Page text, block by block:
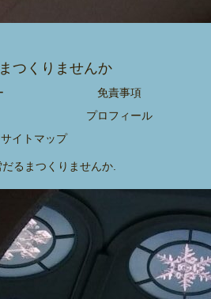
つくりませんか
免責事項
プロフィール
サイトマップ
るまつくりませんか.